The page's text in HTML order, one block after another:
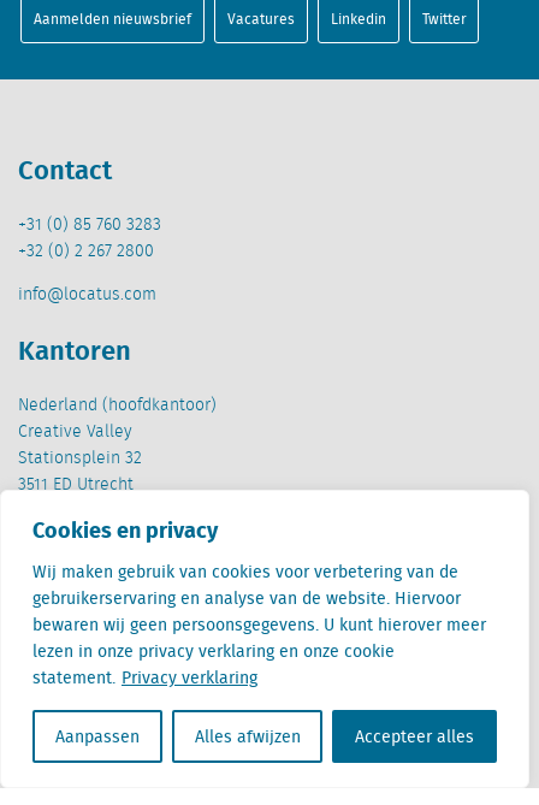
Cookies en privacy
Wij maken gebruik van cookies voor verbetering van de
gebruikerservaring en analyse van de website. Hiervoor
bewaren wij geen persoonsgegevens. U kunt hierover meer
lezen in onze privacy verklaring en onze cookie
statement. Privacy verklaring
Aanpassen Alles afwijzen Accepteer alles
Aanmelden nieuwsbrief Vacatures Linkedin Twitter
Contact
+31 (0) 85 760 3283
+32 (0) 2 267 2800
info@locatus.com
Kantoren
Nederland (hoofdkantoor)
Creative Valley
Stationsplein 32
3511 ED Utrecht
België
Cantersteen 47
1000 Brussel
Locatus B.V. and Locatus Belgie B.V. are wholly-owned subsidiaries of Green Street